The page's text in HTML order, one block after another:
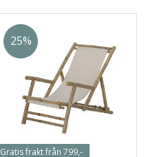
25%
Gratis frakt från 799,-